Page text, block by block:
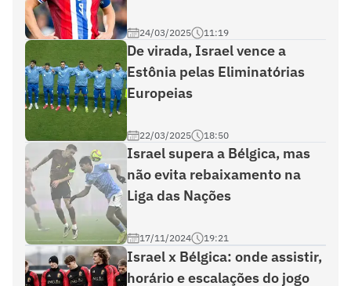
24/03/2025 11:19
De virada, Israel vence a
Estônia pelas Eliminatórias
Europeias
22/03/2025 18:50
Israel supera a Bélgica, mas
não evita rebaixamento na
Liga das Nações
17/11/2024 19:21
Israel x Bélgica: onde assistir,
horário e escalações do jogo